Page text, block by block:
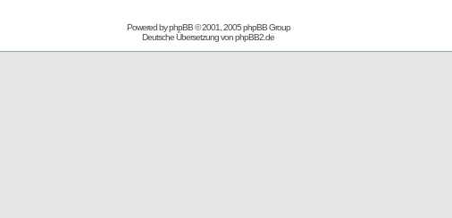
Powered byphpBB© 2001, 2005 phpBB Group
Deutsche Übersetzung vonphpBB2.de